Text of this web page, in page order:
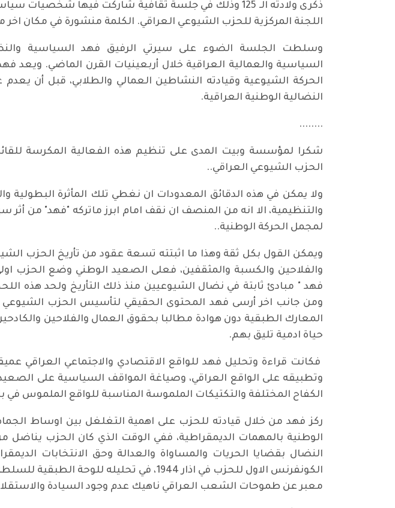
ذكرى ولادته الـ 125 وذلك في جلسة ثقافية شاركت فيها
اللجنة المركزية للحزب الشيوعي العراقي. الكلمة منشورة في مكان
السياسية والعمالية العراقية خلال أربعينيات القرن الماضي.
النضالية الوطنية العراقية.
........
شكرا لمؤسسة وبيت المدى على تنظيم هذه الفعالية المكرسة
الحزب الشيوعي العراقي..
ولا يمكن في هذه الدقائق المعدودات ان نغطي تلك المأثرة
والتنظيمية، الا انه من المنصف ان نقف امام ابرز ماتركه "فهد" من
لمجمل الحركة الوطنية..
ويمكن القول بكل ثقة وهذا ما اثبتته تسعة عقود من تأريخ الحزب
والفلاحين والكسبة والمثقفين، فعلى الصعيد الوطني وضع الحزب
فهد " مبادئ ثابتة في نضال الشيوعيين منذ ذلك التأريخ ولحد هذه
ومن جانب اخر أرسى فهد المحتوى الحقيقي لتأسيس الحزب
المعارك الطبقية دون هوادة مطالبا بحقوق العمال والفلاحين
حياة ادمية تليق بهم.
فكانت قراءة وتحليل فهد للواقع الاقتصادي والاجتماعي العراقي
وتطبيقه على الواقع العراقي، وصياغة المواقف السياسية على
الكفاح المختلفة والتكتيكات الملموسة المناسبة للواقع الملموس في
ركز فهد من خلال قيادته للحزب على اهمية التغلغل بين اوساط
الوطنية بالمهمات الديمقراطية، ففي الوقت الذي كان الحزب يناضل
النضال بقضايا الحريات والمساواة والعدالة وحق الانتخابات
الكونفرنس الاول للحزب في اذار 1944، في
معبر عن طموحات الشعب العراقي ناهيك عدم وجود السيادة